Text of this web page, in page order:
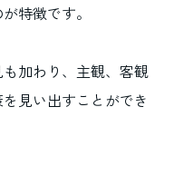
特徴です。
加わり、主観、客観
見い出すことができ